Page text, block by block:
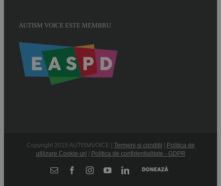
AUTISM VOICE ESTE MEMBRU
Copyright 2015 AUTISMVOICE | Termeni si conditii | Politica de
utilizare Cookie-uri | Politica de confidentialitate - GDPR
E-
FacebookInstagramYouTubeLinkedIn
Donează